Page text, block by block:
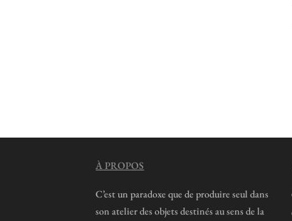
À PROPOS
C’est un paradoxe que de produire seul dans
son atelier des objets destinés au sens de la